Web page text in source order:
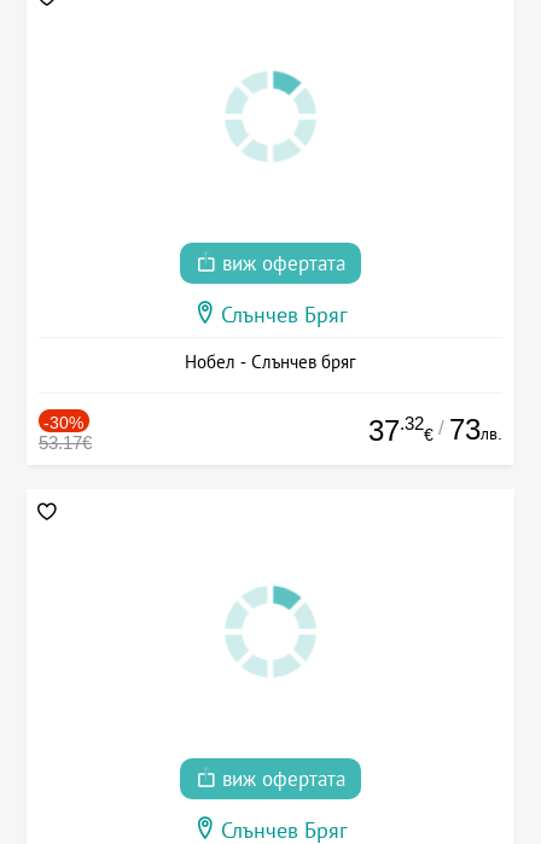
виж офертата
Слънчев Бряг
Нобел - Слънчев бряг
-30%
53.17€ 37.32
€ / 73лв.
виж офертата
Слънчев Бряг